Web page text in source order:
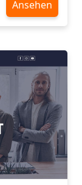
Ansehen